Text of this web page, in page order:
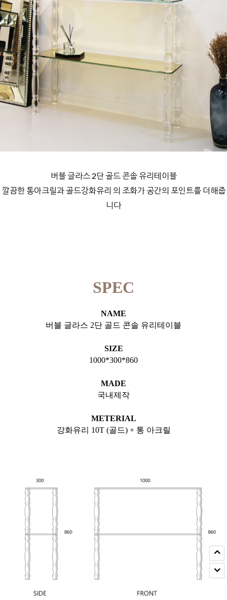
버블 글라스 2단 골드 콘솔 유리테이블
깔끔한 통아크릴과 골드강화유리 의 조화가 공간의 포인트를 더해줍
니다
SPEC
NAME
버블 글라스 2단 골드 콘솔 유리테이블
SIZE
1000*300*860
MADE
국내제작
METERIAL
강화유리 10T (골드) + 통 아크릴